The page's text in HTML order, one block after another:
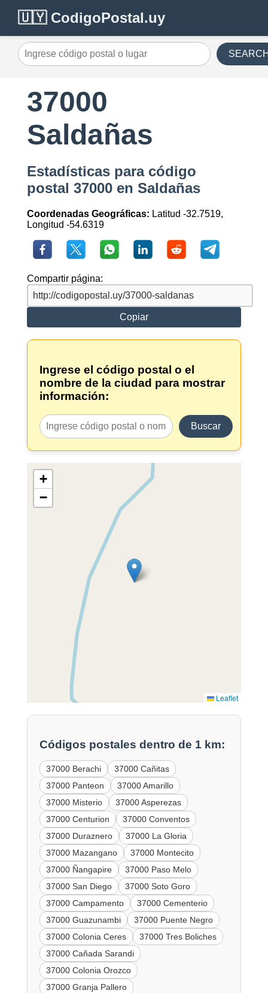
🇺🇾 CodigoPostal.uy
37000
Saldañas
Estadísticas para código
postal 37000 en Saldañas
Coordenadas Geográficas: Latitud -32.7519,
Longitud -54.6319
Compartir página:
Copiar
Ingrese el código postal o el
nombre de la ciudad para mostrar
información:
Buscar
+
−
Leaflet
Códigos postales dentro de 1 km:
37000 Berachi
37000 Cañitas
37000 Panteon
37000 Amarillo
37000 Misterio
37000 Asperezas
37000 Centurion
37000 Conventos
37000 Duraznero
37000 La Gloria
37000 Mazangano
37000 Montecito
37000 Ñangapire
37000 Paso Melo
37000 San Diego
37000 Soto Goro
37000 Campamento
37000 Cementerio
37000 Guazunambi
37000 Puente Negro
37000 Colonia Ceres
37000 Tres Boliches
37000 Cañada Sarandi
37000 Colonia Orozco
37000 Granja Pallero